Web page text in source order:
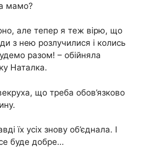
мамо?
але тепер я теж вірю, що
з нею розлучилися і колись
разом! – обійняла
Наталка.
що треба обов’язково
їх усіх знову об’єднала. І
буде добре…